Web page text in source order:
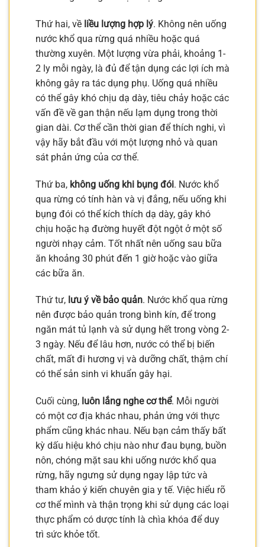
Thứ hai, về liều lượng hợp lý. Không nên uống
nước khổ qua rừng quá nhiều hoặc quá
thường xuyên. Một lượng vừa phải, khoảng 1-
2 ly mỗi ngày, là đủ để tận dụng các lợi ích mà
không gây ra tác dụng phụ. Uống quá nhiều
có thể gây khó chịu dạ dày, tiêu chảy hoặc các
vấn đề về gan thận nếu lạm dụng trong thời
gian dài. Cơ thể cần thời gian để thích nghi, vì
vậy hãy bắt đầu với một lượng nhỏ và quan
sát phản ứng của cơ thể.
Thứ ba, không uống khi bụng đói. Nước khổ
qua rừng có tính hàn và vị đắng, nếu uống khi
bụng đói có thể kích thích dạ dày, gây khó
chịu hoặc hạ đường huyết đột ngột ở một số
người nhạy cảm. Tốt nhất nên uống sau bữa
ăn khoảng 30 phút đến 1 giờ hoặc vào giữa
các bữa ăn.
Thứ tư, lưu ý về bảo quản. Nước khổ qua rừng
nên được bảo quản trong bình kín, để trong
ngăn mát tủ lạnh và sử dụng hết trong vòng 2-
3 ngày. Nếu để lâu hơn, nước có thể bị biến
chất, mất đi hương vị và dưỡng chất, thậm chí
có thể sản sinh vi khuẩn gây hại.
Cuối cùng, luôn lắng nghe cơ thể. Mỗi người
có một cơ địa khác nhau, phản ứng với thực
phẩm cũng khác nhau. Nếu bạn cảm thấy bất
kỳ dấu hiệu khó chịu nào như đau bụng, buồn
nôn, chóng mặt sau khi uống nước khổ qua
rừng, hãy ngưng sử dụng ngay lập tức và
tham khảo ý kiến chuyên gia y tế. Việc hiểu rõ
cơ thể mình và thận trọng khi sử dụng các loại
thực phẩm có dược tính là chìa khóa để duy
trì sức khỏe tốt.